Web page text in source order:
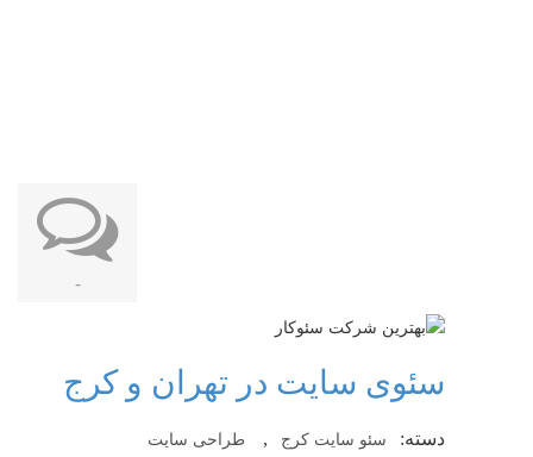
-
سئوی سایت در تهران و کرج
دسته: سئو سایت کرج , طراحی سایت